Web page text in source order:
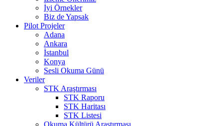
İyi Örnekler
Biz de Yapsak
Pilot Projeler
Adana
Ankara
İstanbul
Konya
Sesli Okuma Günü
Veriler
STK Araştırması
STK Raporu
STK Haritası
STK Listesi
Okuma Kültürü Araştırması